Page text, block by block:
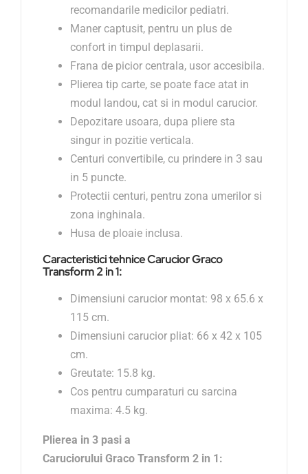
recomandarile medicilor pediatri.
Maner captusit, pentru un plus de
confort in timpul deplasarii.
Frana de picior centrala, usor accesibila.
Plierea tip carte, se poate face atat in
modul landou, cat si in modul carucior.
Depozitare usoara, dupa pliere sta
singur in pozitie verticala.
Centuri convertibile, cu prindere in 3 sau
in 5 puncte.
Protectii centuri, pentru zona umerilor si
zona inghinala.
Husa de ploaie inclusa.
Caracteristici tehnice Carucior Graco
Transform 2 in 1:
Dimensiuni carucior montat: 98 x 65.6 x
115 cm.
Dimensiuni carucior pliat: 66 x 42 x 105
cm.
Greutate: 15.8 kg.
Cos pentru cumparaturi cu sarcina
maxima: 4.5 kg.
Plierea in 3 pasi a
Caruciorului GracoTransform 2 in 1: